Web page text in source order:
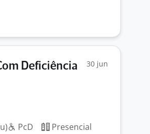
Deficiência
30 jun
PcD
Presencial